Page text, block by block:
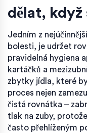
dělat, když
Jedním z
bolesti, je udržet
pravidelná hygiena
kartáčků a
zbytky jídla, které
proces nejen
čistá rovnátka –
tlak na zuby,
často přehlíženým